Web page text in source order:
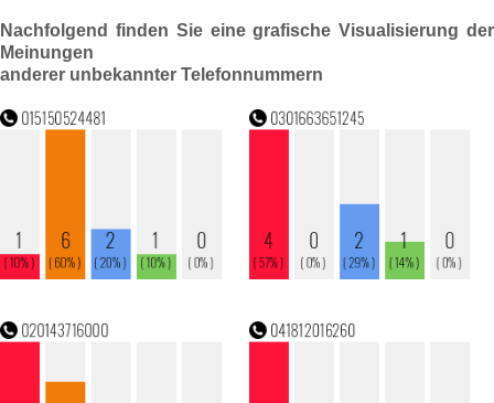
Nachfolgend finden Sie eine grafische Visualisierung der
Meinungen
anderer unbekannter Telefonnummern